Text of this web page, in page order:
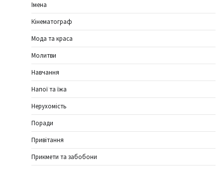
Імена
Кінематограф
Мода та краса
Молитви
Навчання
Напої та їжа
Нерухомість
Поради
Привітання
Прикмети та забобони